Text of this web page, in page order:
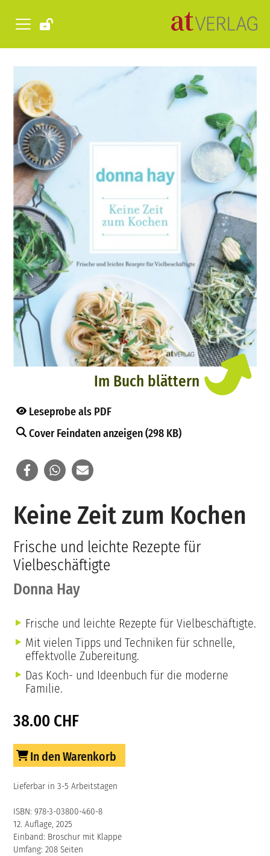
Im Buch blättern
Leseprobe als PDF
Cover Feindaten anzeigen (298 KB)
Keine Zeit zum Kochen
Frische und leichte Rezepte für
Vielbeschäftigte
Donna Hay
Frische und leichte Rezepte für Vielbeschäftigte.
Mit vielen Tipps und Techniken für schnelle,
effektvolle Zubereitung.
Das Koch- und Ideenbuch für die moderne
Familie.
38.00 CHF
In den Warenkorb
Lieferbar in 3-5 Arbeitstagen
ISBN: 978-3-03800-460-8
12. Auflage, 2025
Einband: Broschur mit Klappe
Umfang: 208 Seiten